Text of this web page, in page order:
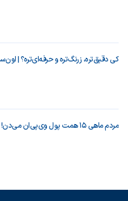
کی دقیق‌تره، زرنگ‌تره و حرفه‌ای‌تره؟ |
مردم ماهی ۱۵ همت پول وی‌پی‌ان می‌دن! | تک‌تاک